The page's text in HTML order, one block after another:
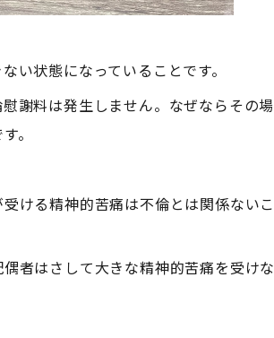
い状態になっていることです。
謝料は発生しません。なぜならその場
。
ける精神的苦痛は不倫とは関係ないこ
者はさして大きな精神的苦痛を受けな